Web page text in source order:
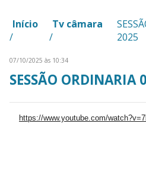
Início
/
Tv câmara
/
2025
07/10/2025 às 10:34
SESSÃO ORDINARIA
https://www.youtube.com/